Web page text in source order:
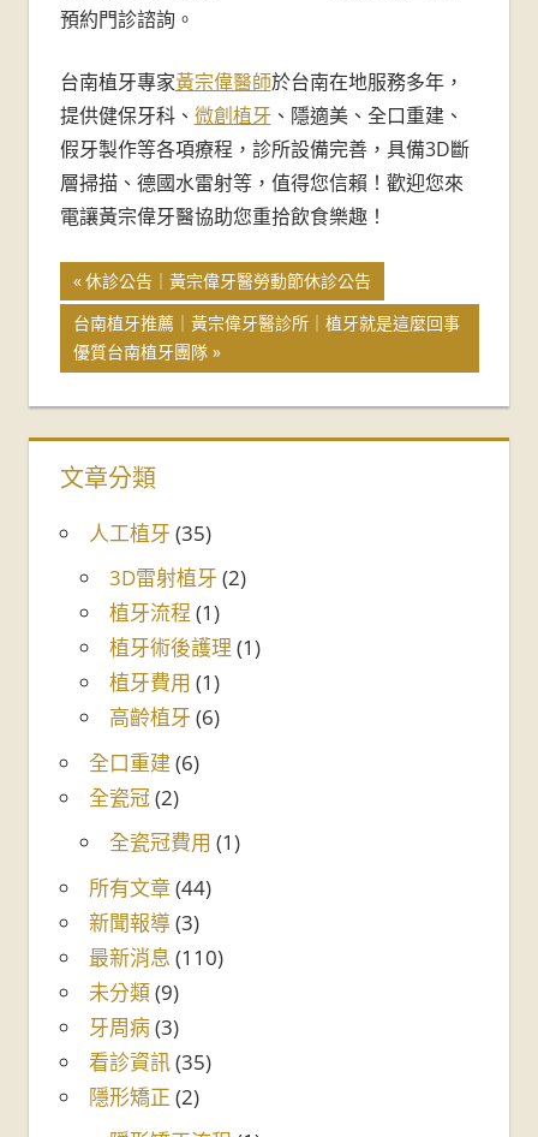
預約門診諮詢。
台南植牙專家黃宗偉醫師於台南在地服務多年，
提供健保牙科、 微創植牙 、隱適美、全口重建、
假牙製作等各項療程，診所設備完善，具備3D斷
層掃描、德國水雷射等，值得您信賴！歡迎您來
電讓黃宗偉牙醫協助您重拾飲食樂趣！
休診公告｜黃宗偉牙醫勞動節休診公告
台南植牙推薦｜黃宗偉牙醫診所｜植牙就是這麼回事
優質台南植牙團隊
文章分類
人工植牙 (35)
3D雷射植牙 (2)
植牙流程 (1)
植牙術後護理 (1)
植牙費用 (1)
高齡植牙 (6)
全口重建 (6)
全瓷冠(2)
全瓷冠費用 (1)
所有文章(44)
新聞報導(3)
最新消息 (110)
未分類(9)
牙周病(3)
看診資訊(35)
隱形矯正 (2)